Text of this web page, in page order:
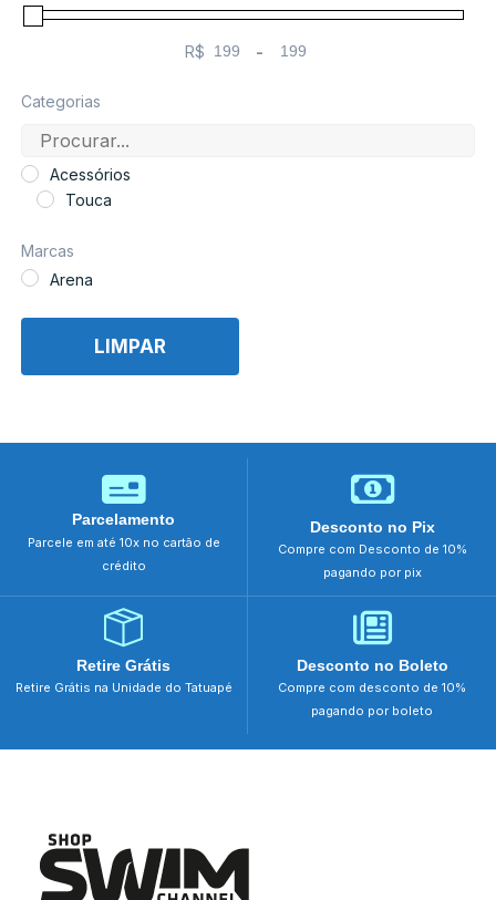
R$
Minimum Price
-
Maximum Price
Categorias
Acessórios
Touca
Marcas
Arena
LIMPAR
Parcelamento
Parcele em até 10x no cartão de
crédito
Desconto no Pix
Compre com Desconto de 10%
pagando por pix
Retire Grátis
Retire Grátis na Unidade do Tatuapé
Desconto no Boleto
Compre com desconto de 10%
pagando por boleto